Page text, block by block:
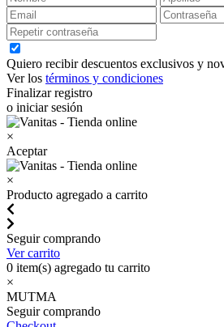
Quiero recibir descuentos exclusivos y
Ver los términos y condiciones
Finalizar registro
o iniciar sesión
×
Aceptar
×
Producto agregado a carrito
Seguir comprando
Ver carrito
0 item(s) agregado tu carrito
×
MUTMA
Seguir comprando